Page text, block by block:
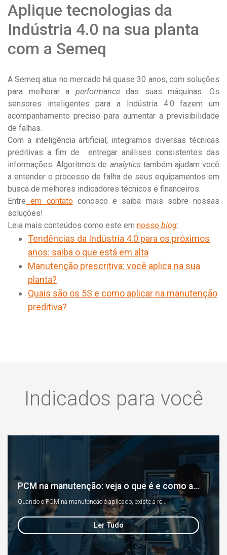
Aplique tecnologias da
Indústria 4.0 na sua planta
com a Semeq
A Semeq atua no mercado há quase 30 anos, com soluções
para melhorar a performancedas suas máquinas. Os
sensores inteligentes para a Indústria 4.0 fazem um
acompanhamento preciso para aumentar a previsibilidade
de falhas.
Com a inteligência artificial, integramos diversas técnicas
preditivas a fim de entregar análises consistentes das
informações. Algoritmos de analyticstambém ajudam você
a entender o processo de falha de seus equipamentos em
busca de melhores indicadores técnicos e financeiros.
Entre em contatoconosco e saiba mais sobre nossas
soluções!
Leia mais conteúdos como este em nosso blog:
Tendências da Indústria 4.0 para os próximos
anos: saiba o que está em alta
Manutenção prescritiva: você aplica na sua
planta?
Quais são os 5S e como aplicar na manutenção
preditiva?
Indicados para você
PCM na manutenção: veja o que é e como a...
Quando o PCM na manutenção é aplicado, existe a re...
Ler Tudo